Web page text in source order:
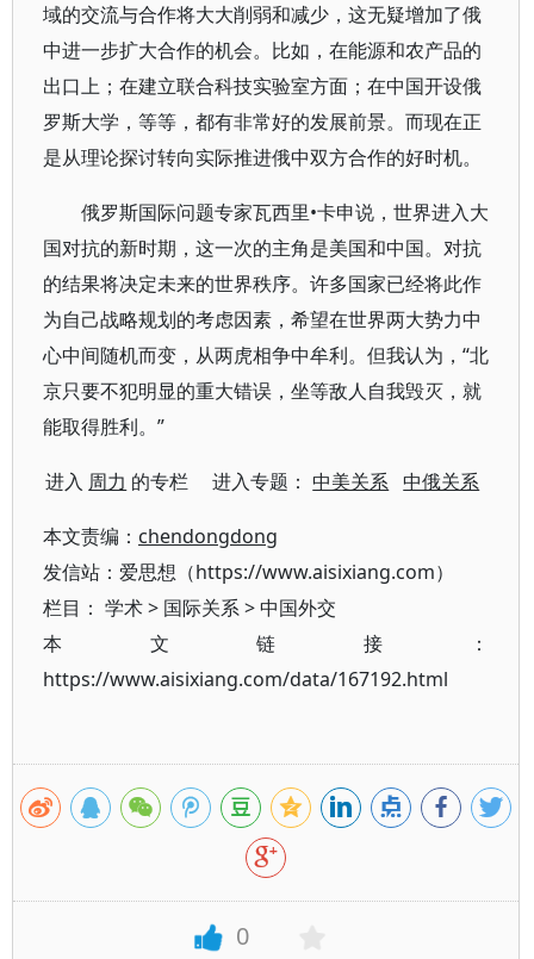
域的交流与合作将大大削弱和减少，这无疑增加了俄
中进一步扩大合作的机会。比如，在能源和农产品的
出口上；在建立联合科技实验室方面；在中国开设俄
罗斯大学，等等，都有非常好的发展前景。而现在正
是从理论探讨转向实际推进俄中双方合作的好时机。
俄罗斯国际问题专家瓦西里•卡申说，世界进入大
国对抗的新时期，这一次的主角是美国和中国。对抗
的结果将决定未来的世界秩序。许多国家已经将此作
为自己战略规划的考虑因素，希望在世界两大势力中
心中间随机而变，从两虎相争中牟利。但我认为，“北
京只要不犯明显的重大错误，坐等敌人自我毁灭，就
能取得胜利。”
进入 周力 的专栏 进入专题：中美关系 中俄关系
本文责编： chendongdong
发信站：爱思想（https://www.aisixiang.com）
栏目： 学术> 国际关系>中国外交
本文链接：
https://www.aisixiang.com/data/167192.html
0